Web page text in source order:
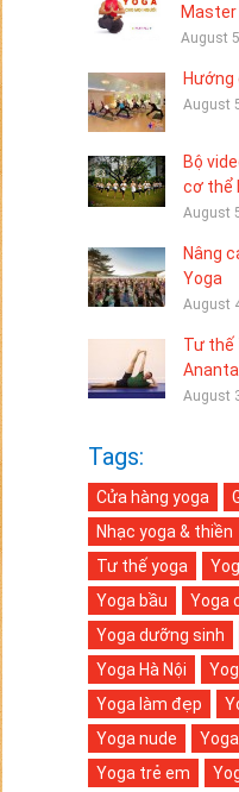
Master
August
Hướng
August
Bộ
cơ thể
August
Nâng
Yoga
August
Tư thế
August
Tags:
Cửa hàng yoga
Nhạc yoga & thiền
Tư thế yoga
Yoga bầu
Yoga
Yoga dưỡng sinh
Yoga Hà Nội
Yoga làm đẹp
Yoga nude
Yoga trẻ em